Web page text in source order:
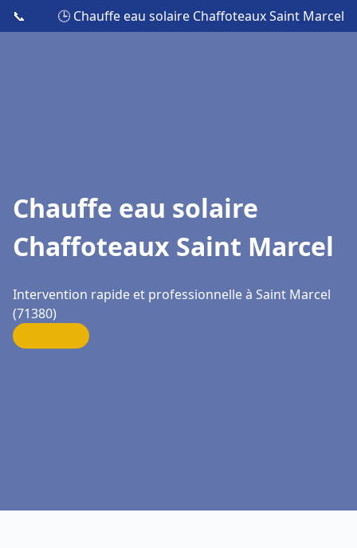
📞 🕒 Chauffe eau solaire Chaffoteaux Saint Marcel
Chauffe eau solaire
Chaffoteaux Saint Marcel
Intervention rapide et professionnelle à Saint Marcel
(71380)